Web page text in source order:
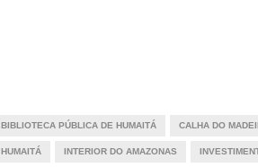
BIBLIOTECA PÚBLICA DE HUMAITÁ CALHA DO
HUMAITÁ INTERIOR DO AMAZONAS